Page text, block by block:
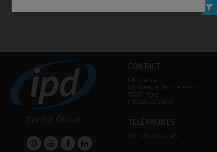
CONTACT
IPD France
88 Avenue des Ternes ‑
75017 Paris
info@ipd2004.fr
TÉLÉPHONES
+33 1 80 90 45 45